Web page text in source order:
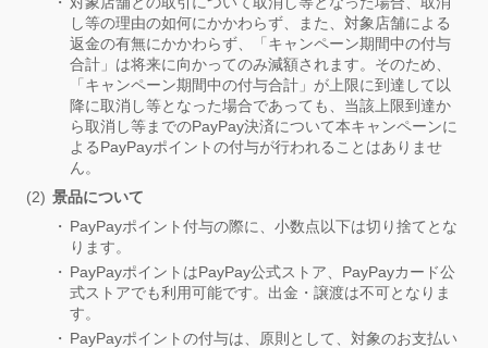
し等の理由の如何にかかわらず、また、対象店舗による
返金の有無にかかわらず、「キャンペーン期間中の付与
合計」は将来に向かってのみ減額されます。そのため、
「キャンペーン期間中の付与合計」が上限に到達して以
降に取消し等となった場合であっても、当該上限到達か
ら取消し等までのPayPay決済について本キャンペーンに
よるPayPayポイントの付与が行われることはありませ
ん。
景品について
PayPayポイント付与の際に、小数点以下は切り捨てとな
ります。
PayPayポイントはPayPay公式ストア、PayPayカード公
式ストアでも利用可能です。出金・譲渡は不可となりま
す。
PayPayポイントの付与は、原則として、対象のお支払い